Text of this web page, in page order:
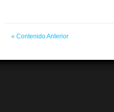
« Contenido Anterior